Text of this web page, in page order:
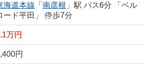
海道本線 「 南彦根 」駅 バス6分 「ベル
ード平田」 停歩7分
万円
円